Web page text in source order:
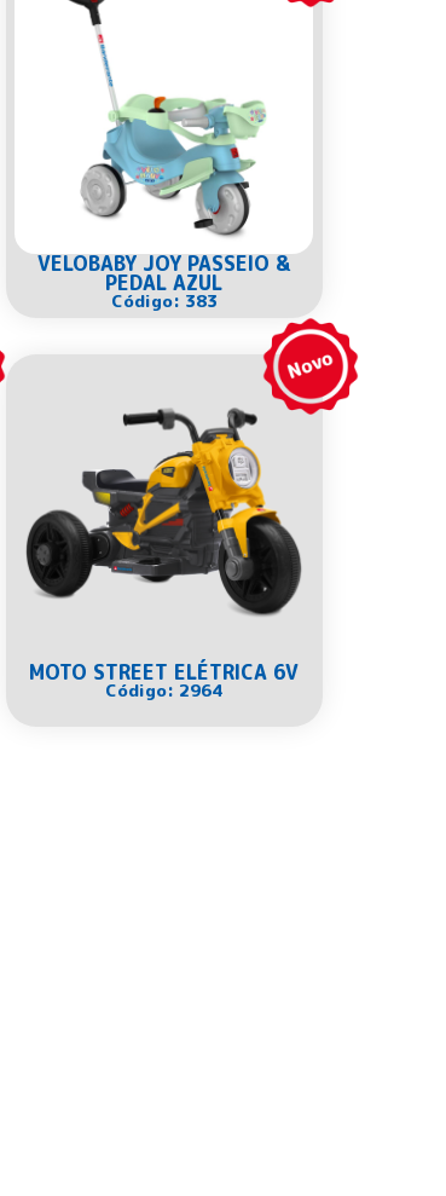
VELOBABY JOY PASSEIO &
PEDAL AZUL
Código: 383
MOTO STREET ELÉTRICA 6V
Código: 2964